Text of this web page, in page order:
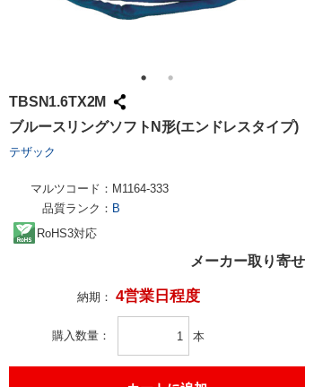
TBSN1.6TX2M
ブルースリングソフトN形(エンドレスタイプ)
テザック
マルツコード： M1164-333
品質ランク： B
RoHS3対応
メーカー取り寄せ
納期： 4営業日程度
購入数量 本